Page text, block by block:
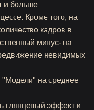
и больше
Кроме того, на
кадров в
минус- на
невидимых
"Модели" на среднее
глянцевый эффект и